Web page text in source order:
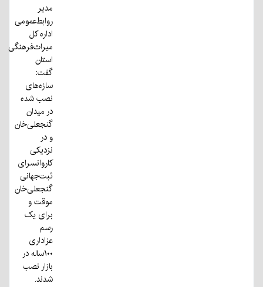
مدیر
روابط‌عمومی
اداره کل
میراث‌فرهنگی
استان
گفت:
سازه‌های
نصب شده
در میدان
گنجعلی‌خان
و در
نزدیکی
کاروانسرای
ثبت‌جهانی
گنجعلی‌خان
موقت و
برای یک
رسم
عزاداری
۱۰۰ساله در
بازار نصب
شدند.